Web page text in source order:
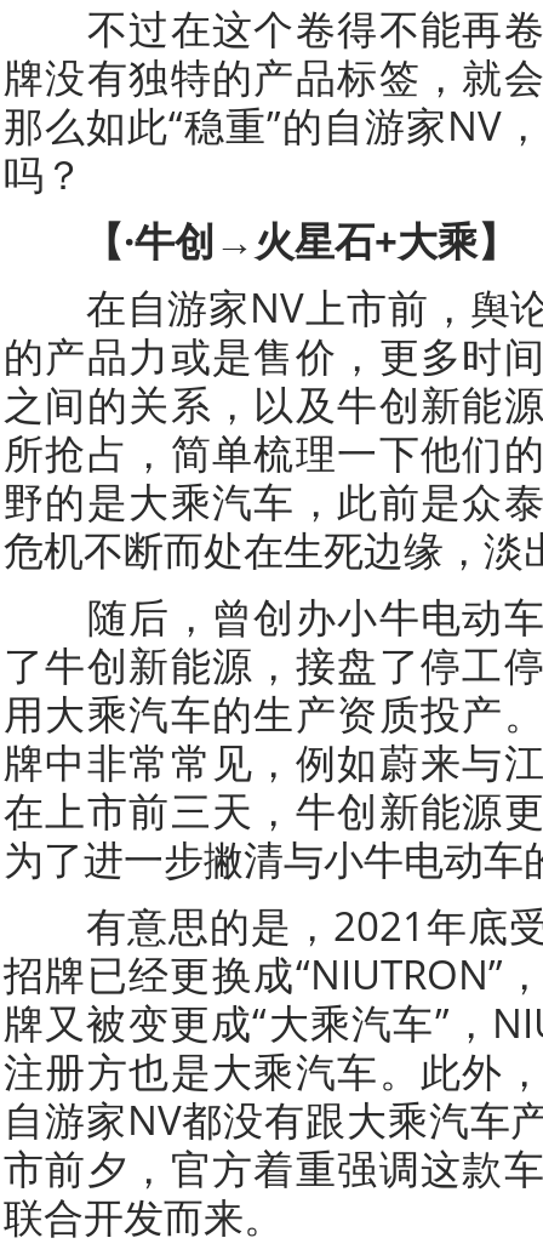
不过在这个卷得不能再卷
牌没有独特的产品标签，就
那么如此“稳重”的自游家NV
吗？
【·牛创→火星石+大乘】
在自游家NV上市前，舆
的产品力或是售价，更多时
之间的关系，以及牛创新能
所抢占，简单梳理一下他们
野的是大乘汽车，此前是众
危机不断而处在生死边缘，淡
随后，曾创办小牛电动车
了牛创新能源，接盘了停工
用大乘汽车的生产资质投产
牌中非常常见，例如蔚来与
在上市前三天，牛创新能源
为了进一步撇清与小牛电动车
有意思的是，2021年底
招牌已经更换成“NIUTRON”
牌又被变更成“大乘汽车”，
注册方也是大乘汽车。此外
自游家NV都没有跟大乘汽车
市前夕，官方着重强调这款
联合开发而来。